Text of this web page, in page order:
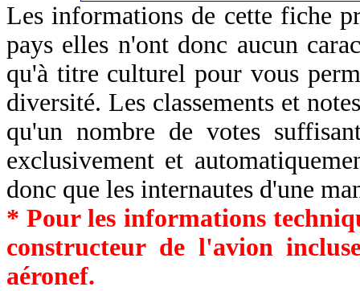
Les informations de cette fiche
pays elles n'ont donc aucun
qu'à titre culturel pour vous
diversité. Les classements et
qu'un nombre de votes
exclusivement et
donc que les internautes d'une
* Pour les informations
constructeur de l'avion
aéronef.